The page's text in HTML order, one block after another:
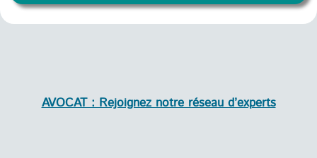
AVOCAT : Rejoignez notre réseau d’experts